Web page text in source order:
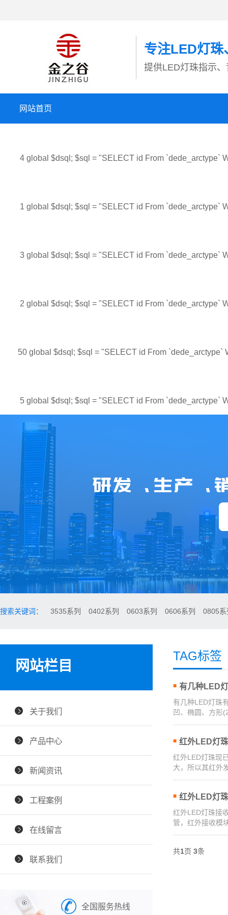
专注LED灯
提供LED灯珠指示
网站首页
4 global $dsql; $sql = "SELECT id From `dede_arctype`
1 global $dsql; $sql = "SELECT id From `dede_arctype`
3 global $dsql; $sql = "SELECT id From `dede_arctype`
2 global $dsql; $sql = "SELECT id From `dede_arctype`
50 global $dsql; $sql = "SELECT id From
5 global $dsql; $sql = "SELECT id From `dede_arctype`
搜索关键词： 3535系列 0402系列 0603系列 0606系列 0805系
网站栏目
关于我们
产品中心
新闻资讯
工程案例
在线留言
联系我们
全国服务热线
TAG标签
有几种LED
有几种LED灯珠
凹、椭圆、方形
红外LED灯
红外LED灯珠现
大，所以其红外
红外LED灯
红外LED灯珠接
管，红外接收模
共1页 3条